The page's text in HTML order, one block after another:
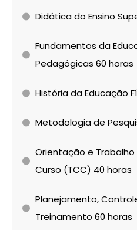
Didática do Ensino
Fundamentos da
Pedagógicas 60 horas
História da Educação
Metodologia de
Orientação e
Curso (TCC) 40 horas
Planejamento,
Treinamento 60 horas